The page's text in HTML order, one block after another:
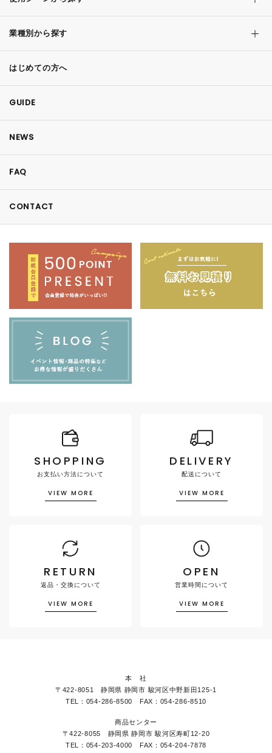
業種別から探す
はじめての方へ
GUIDE
NEWS
FAQ
CONTACT
SHOPPING
お支払い方法について
VIEW MORE
DELIVERY
配送について
VIEW MORE
RETURN
返品・交換について
VIEW MORE
OPEN
営業時間について
VIEW MORE
本 社
〒422-8051 静岡県 静岡市 駿河区中野新田125-1
TEL：054-286-8500 FAX：054-286-8510
商品センター
〒422-8055 静岡県 静岡市 駿河区寿町12-20
TEL：054-203-4000 FAX：054-204-7878